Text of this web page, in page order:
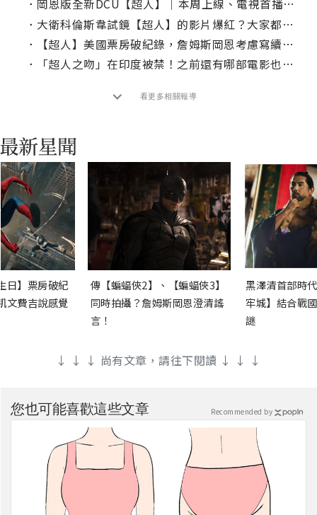
． 岡恩版全新DCU【超人】｜本周上線、電視首播推薦
． 大衛科倫斯韋試鏡【超人】的影片爆紅？大家都說他超適合演這角色
．
【超人】美國票房破紀錄，詹姆斯岡恩考慮寫續集？
．
「超人之吻」在印度被禁！之前還有哪部電影也被「閹割」過？
看更多相關報導
日】票房破紀
文費吉說感覺
傳【蝙蝠俠2】、【蝙蝠俠3】
同時拍攝？詹姆斯岡恩澄清謠
言！
黑澤清首部時
牢城】結合戰
謎
↓ ↓ ↓ 尚有文章，請往下閱讀 ↓ ↓ ↓
您也可能喜歡這些文章 Recommended by